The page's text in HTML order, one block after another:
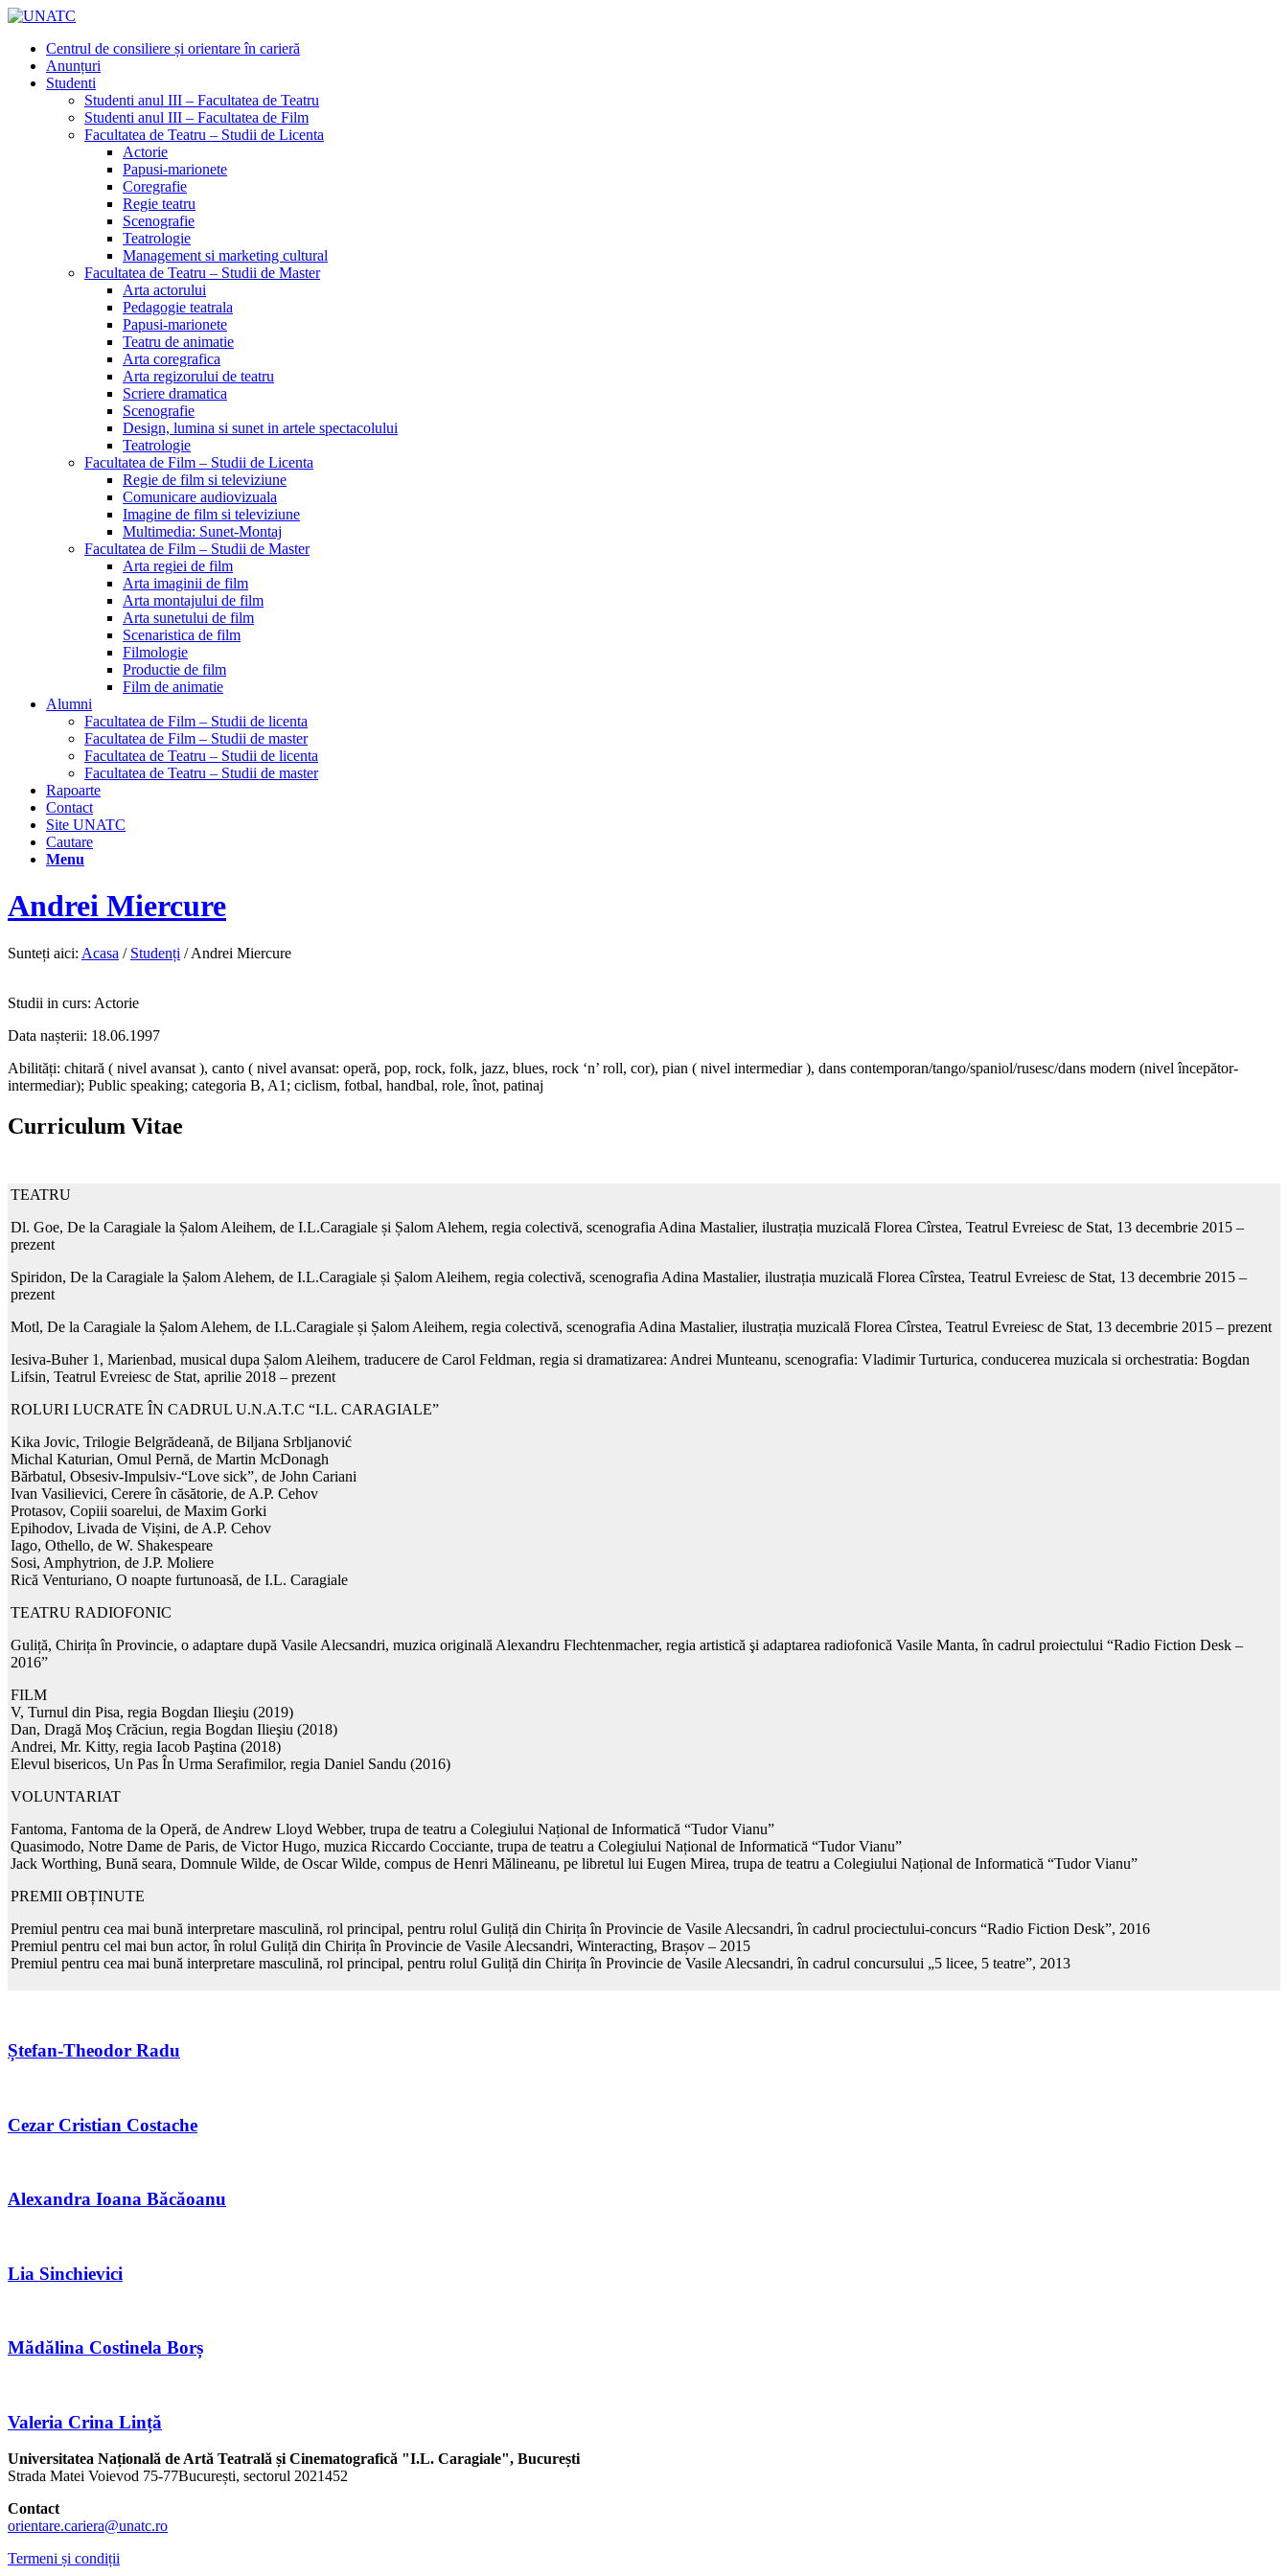
Centrul de consiliere și orientare în carieră
Anunțuri
Studenti
Studenti anul III – Facultatea de Teatru
Studenti anul III – Facultatea de Film
Facultatea de Teatru – Studii de Licenta
Actorie
Papusi-marionete
Coregrafie
Regie teatru
Scenografie
Teatrologie
Management si marketing cultural
Facultatea de Teatru – Studii de Master
Arta actorului
Pedagogie teatrala
Papusi-marionete
Teatru de animatie
Arta coregrafica
Arta regizorului de teatru
Scriere dramatica
Scenografie
Design, lumina si sunet in artele spectacolului
Teatrologie
Facultatea de Film – Studii de Licenta
Regie de film si televiziune
Comunicare audiovizuala
Imagine de film si televiziune
Multimedia: Sunet-Montaj
Facultatea de Film – Studii de Master
Arta regiei de film
Arta imaginii de film
Arta montajului de film
Arta sunetului de film
Scenaristica de film
Filmologie
Productie de film
Film de animatie
Alumni
Facultatea de Film – Studii de licenta
Facultatea de Film – Studii de master
Facultatea de Teatru – Studii de licenta
Facultatea de Teatru – Studii de master
Rapoarte
Contact
Site UNATC
Cautare
Menu
Andrei Miercure
Sunteți aici: Acasa / Studenți / Andrei Miercure
Studii in curs: Actorie
Data nașterii: 18.06.1997
Abilități: chitară ( nivel avansat ), canto ( nivel avansat: operă, pop, rock, folk, jazz, blues, rock ‘n’ roll, cor), pian ( nivel intermediar ), dans contemporan/tango/spaniol/rusesc/dans modern (nivel începător-
intermediar); Public speaking; categoria B, A1; ciclism, fotbal, handbal, role, înot, patinaj
Curriculum Vitae
TEATRU
Dl. Goe, De la Caragiale la Șalom Aleihem, de I.L.Caragiale și Șalom Alehem, regia colectivă, scenografia Adina Mastalier, ilustrația muzicală Florea Cîrstea, Teatrul Evreiesc de Stat, 13 decembrie 2015 –
prezent
Spiridon, De la Caragiale la Șalom Alehem, de I.L.Caragiale și Șalom Aleihem, regia colectivă, scenografia Adina Mastalier, ilustrația muzicală Florea Cîrstea, Teatrul Evreiesc de Stat, 13 decembrie 2015 –
prezent
Motl, De la Caragiale la Șalom Alehem, de I.L.Caragiale și Șalom Aleihem, regia colectivă, scenografia Adina Mastalier, ilustrația muzicală Florea Cîrstea, Teatrul Evreiesc de Stat, 13 decembrie 2015 – prezent
Iesiva-Buher 1, Marienbad, musical dupa Șalom Aleihem, traducere de Carol Feldman, regia si dramatizarea: Andrei Munteanu, scenografia: Vladimir Turturica, conducerea muzicala si orchestratia: Bogdan
Lifsin, Teatrul Evreiesc de Stat, aprilie 2018 – prezent
ROLURI LUCRATE ÎN CADRUL U.N.A.T.C “I.L. CARAGIALE”
Kika Jovic, Trilogie Belgrădeană, de Biljana Srbljanović
Michal Katurian, Omul Pernă, de Martin McDonagh
Bărbatul, Obsesiv-Impulsiv-“Love sick”, de John Cariani
Ivan Vasilievici, Cerere în căsătorie, de A.P. Cehov
Protasov, Copiii soarelui, de Maxim Gorki
Epihodov, Livada de Vișini, de A.P. Cehov
Iago, Othello, de W. Shakespeare
Sosi, Amphytrion, de J.P. Moliere
Rică Venturiano, O noapte furtunoasă, de I.L. Caragiale
TEATRU RADIOFONIC
Guliță, Chirița în Provincie, o adaptare după Vasile Alecsandri, muzica originală Alexandru Flechtenmacher, regia artistică şi adaptarea radiofonică Vasile Manta, în cadrul proiectului “Radio Fiction Desk –
2016”
FILM
V, Turnul din Pisa, regia Bogdan Ilieşiu (2019)
Dan, Dragă Moş Crăciun, regia Bogdan Ilieşiu (2018)
Andrei, Mr. Kitty, regia Iacob Paştina (2018)
Elevul bisericos, Un Pas În Urma Serafimilor, regia Daniel Sandu (2016)
VOLUNTARIAT
Fantoma, Fantoma de la Operă, de Andrew Lloyd Webber, trupa de teatru a Colegiului Național de Informatică “Tudor Vianu”
Quasimodo, Notre Dame de Paris, de Victor Hugo, muzica Riccardo Cocciante, trupa de teatru a Colegiului Național de Informatică “Tudor Vianu”
Jack Worthing, Bună seara, Domnule Wilde, de Oscar Wilde, compus de Henri Mălineanu, pe libretul lui Eugen Mirea, trupa de teatru a Colegiului Național de Informatică “Tudor Vianu”
PREMII OBȚINUTE
Premiul pentru cea mai bună interpretare masculină, rol principal, pentru rolul Guliță din Chirița în Provincie de Vasile Alecsandri, în cadrul prociectului-concurs “Radio Fiction Desk”, 2016
Premiul pentru cel mai bun actor, în rolul Guliță din Chirița în Provincie de Vasile Alecsandri, Winteracting, Brașov – 2015
Premiul pentru cea mai bună interpretare masculină, rol principal, pentru rolul Guliță din Chirița în Provincie de Vasile Alecsandri, în cadrul concursului „5 licee, 5 teatre”, 2013
Ștefan-Theodor Radu
Cezar Cristian Costache
Alexandra Ioana Băcăoanu
Lia Sinchievici
Mădălina Costinela Borș
Valeria Crina Lință
Universitatea Națională de Artă Teatrală și Cinematografică "I.L. Caragiale", București
Strada Matei Voievod 75-77București, sectorul 2021452
Contact
orientare.cariera@unatc.ro
Termeni și condiții